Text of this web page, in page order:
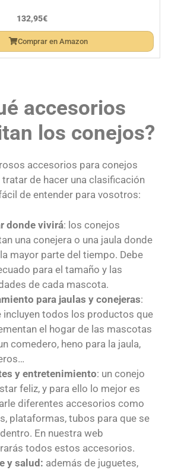
132,95€
Comprar en Amazon
accesorios
los conejos?
accesorios para conejos
de hacer una clasificación
de entender para vosotros:
donde vivirá: los conejos
una conejera o una jaula donde
mayor parte del tiempo. Debe
para el tamaño y las
de cada mascota.
para jaulas y conejeras:
incluyen todos los productos que
el hogar de las mascotas
comedero, heno para la jaula,
y entretenimiento: un conejo
feliz, y para ello lo mejor es
diferentes accesorios como
plataformas, tubos para que se
En nuestra web
todos estos accesorios.
y salud: además de juguetes,